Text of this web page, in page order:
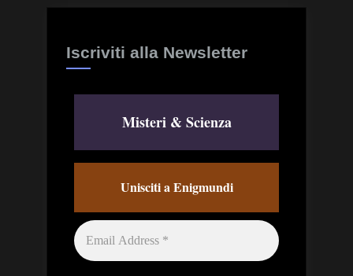
Iscriviti alla Newsletter
Misteri & Scienza
Unisciti a Enigmundi